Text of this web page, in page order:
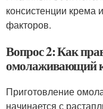
консистенции
факторов.
Вопрос 2: Как
омолаживающий
Приготовление
начинается с